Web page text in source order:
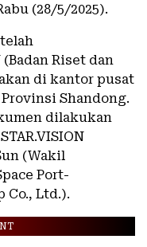
(28/5/2025).
Riset dan
di kantor pusat
Provinsi Shandong.
dilakukan
(Wakil
Port-
Co., Ltd.).